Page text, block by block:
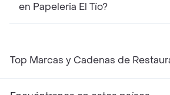
en Papeleria El Tío?
Top Marcas y Cadenas de